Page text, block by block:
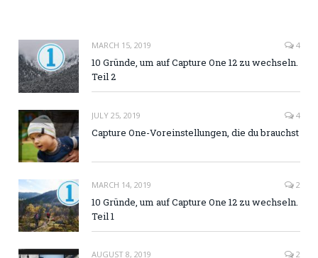
MARCH 15, 2019 4
10 Gründe, um auf Capture One 12 zu wechseln.
Teil 2
JULY 25, 2019 4
Capture One-Voreinstellungen, die du brauchst
MARCH 14, 2019 2
10 Gründe, um auf Capture One 12 zu wechseln.
Teil 1
AUGUST 8, 2019 2